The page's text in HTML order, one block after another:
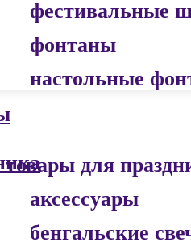
фестивальные
фонтаны
настольные
товары для
аксессуары
бенгальские